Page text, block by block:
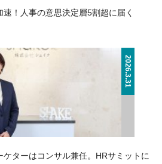
！人事の意思決定層5割超に届く
2026.3.31
ターはコンサル兼任。HRサミットに